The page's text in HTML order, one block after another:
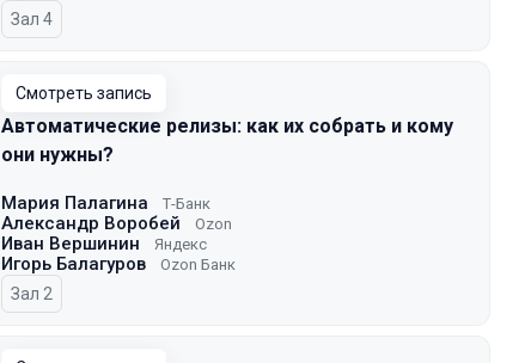
Зал 4
Смотреть запись
Автоматические релизы: как их собрать и кому
они нужны?
Мария Палагина Т-Банк
Александр Воробей Ozon
Иван Вершинин Яндекс
Игорь Балагуров Ozon Банк
Зал 2